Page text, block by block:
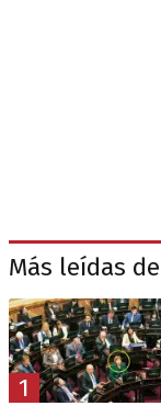
Más leídas
1